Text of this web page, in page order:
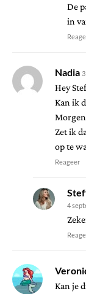
De
in
Nadia
Hey
Kan ik
Zet ik
op te
Reageer
4
Kan je